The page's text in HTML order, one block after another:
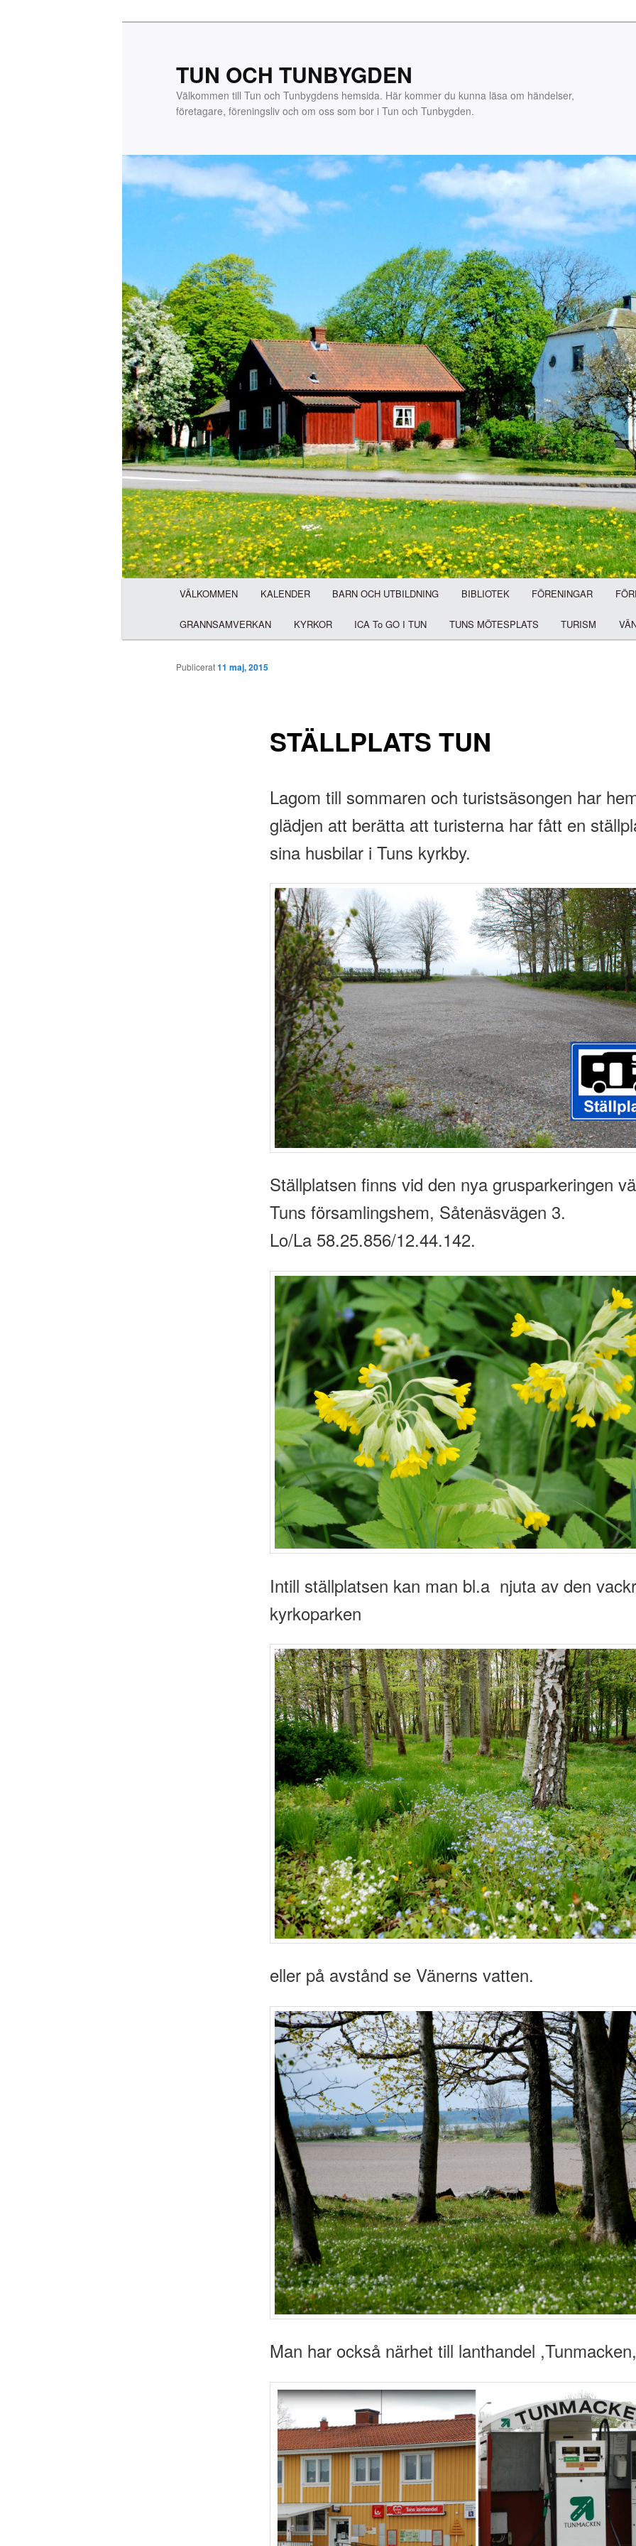
TUN OCH TUNBYGDEN
Välkommen till Tun och Tunbygdens hemsida. Här kommer du kunna läsa om händelser,
företagare, föreningsliv och om oss som bor i Tun och Tunbygden.
u
VÄLKOMMEN KALENDER BARN OCH UTBILDNING BIBLIOTEK FÖRENINGAR
GRANNSAMVERKAN KYRKOR ICA To GO I TUN TUNS MÖTESPLATS TURISM
STÄLLPLATS TUN
Publicerat11 maj, 2015
Lagom till sommaren och turistsäsongen har
glädjen att berätta att turisterna har fått en
sina husbilar i Tuns kyrkby.
Ställplatsen finns vid den nya grusparkeringen
Tuns församlingshem, Såtenäsvägen 3.
Lo/La 58.25.856/12.44.142.
Intill ställplatsen kan man bl.a njuta av den
kyrkoparken
eller på avstånd se Vänerns vatten.
Man har också närhet till lanthandel